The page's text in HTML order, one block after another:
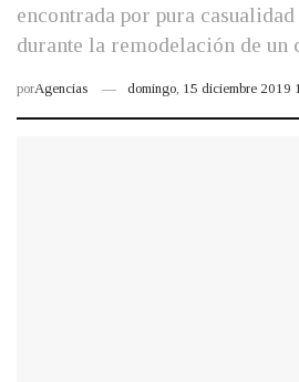
encontrada por pura casualidad
durante la remodelación de un
porAgencias domingo, 15 diciembre 2019